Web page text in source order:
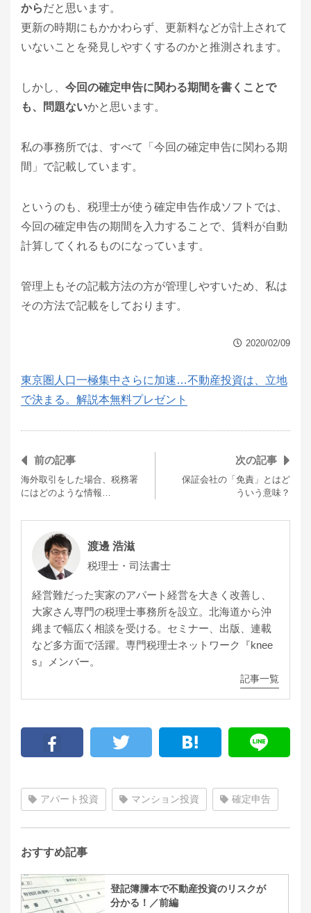
からだと思います。
更新の時期にもかかわらず、更新料などが計上されて
いないことを発見しやすくするのかと推測されます。
しかし、 今回の確定申告に関わる期間を書くことで
も、問題ないかと思います。
私の事務所では、すべて「今回の確定申告に関わる期
間」で記載しています。
というのも、税理士が使う確定申告作成ソフトでは、
今回の確定申告の期間を入力することで、賃料が自動
計算してくれるものになっています。
管理上もその記載方法の方が管理しやすいため、私は
その方法で記載をしております。
2020/02/09
東京圏人口一極集中さらに加速…不動産投資は、立地
で決まる。解説本無料プレゼント
前の記事
海外取引をした場合、税務署
にはどのような情報…
次の記事
保証会社の「免責」とはど
ういう意味？
渡邊 浩滋
税理士・司法書士
経営難だった実家のアパート経営を大きく改善し、
大家さん専門の税理士事務所を設立。北海道から沖
縄まで幅広く相談を受ける。セミナー、出版、連載
など多方面で活躍。専門税理士ネットワーク『knee
s』メンバー。
記事一覧
アパート投資 マンション投資 確定申告
おすすめ記事
登記簿謄本で不動産投資のリスクが
分かる！／前編